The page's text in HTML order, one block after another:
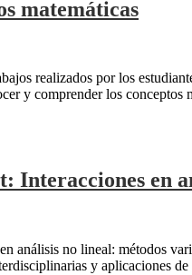
matemáticas
realizados por los
y comprender los
Interacciones en
análisis no lineal: métodos
y aplicaciones